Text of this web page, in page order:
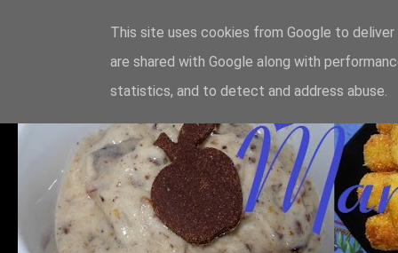
This site uses cookies from Google to
are shared with Google along with
statistics, and to detect and address abuse.